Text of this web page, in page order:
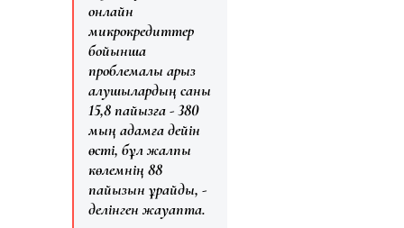
онлайн
микрокредиттер
бойынша
проблемалық қарыз
алушылардың саны
15,8 пайызға - 380
мың адамға дейін
өсті, бұл жалпы
көлемнің 88
пайызын құрайды, -
делінген жауапта.